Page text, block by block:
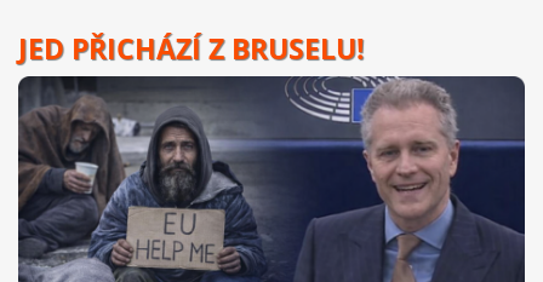
JED PŘICHÁZÍ Z BRUSELU!